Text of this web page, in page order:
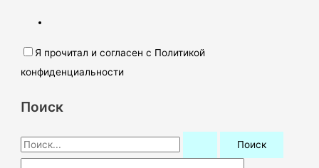
Я прочитал и согласен с Политикой
конфиденциальности
Поиск
П
о